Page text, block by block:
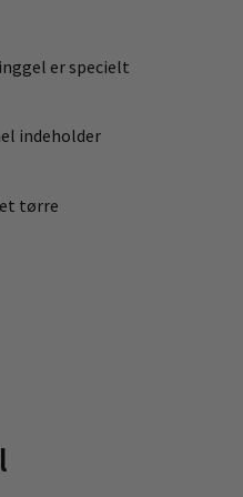
er specielt
indeholder
tørre